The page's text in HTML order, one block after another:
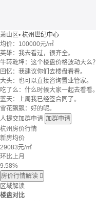
萧山区• 杭州世纪中心
均价： 100000元/㎡
英雄：我去看过，很齐全。
牛转乾坤：这个楼盘价格波动大么？
回忆：我建议你们去楼盘看看。
大头：也可以直接咨询置业管家。
吃了么：什么时候大家一起去看看。
蓝天：上周我已经签合同了。
雪花飘飘：好的呢。
人提交加群申请 加群申请
杭州房价行情
新房均价
29083元/㎡
环比上月
9.58%
房价行情解读 
区域解读
楼盘对比